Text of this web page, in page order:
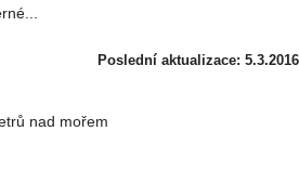
Poslední aktualizace: 5.3.2016
nad mořem